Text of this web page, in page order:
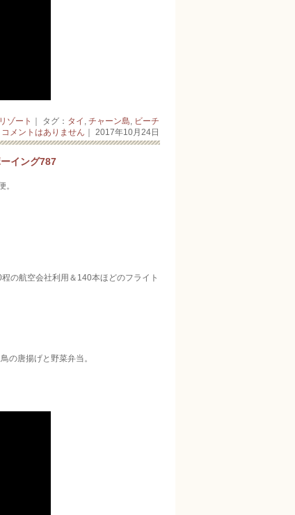
ゾート ｜ タグ： タイ チャーン島
ビーチ
コメントはありません ｜ 2017年10月24日
イング787
。
の航空会社利用＆140本ほどのフライト
の唐揚げと野菜弁当。